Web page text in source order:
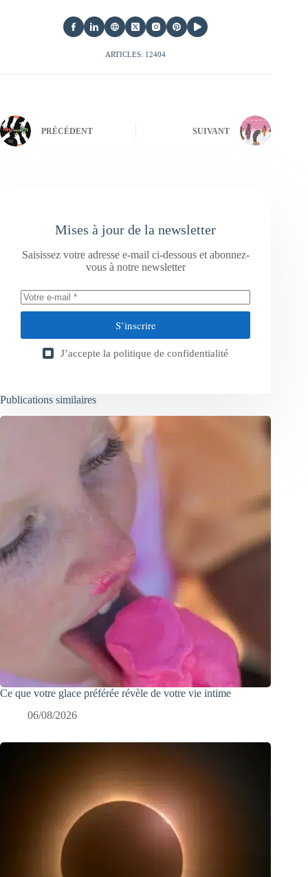
ARTICLES: 12404
PRÉCÉDENT SUIVANT
Mises à jour de la newsletter
Saisissez votre adresse e-mail ci-dessous et abonnez-
vous à notre newsletter
S’inscrire
J’accepte la politique de confidentialité
Publications similaires
Ce que votre glace préférée révèle de votre vie intime
06/08/2026